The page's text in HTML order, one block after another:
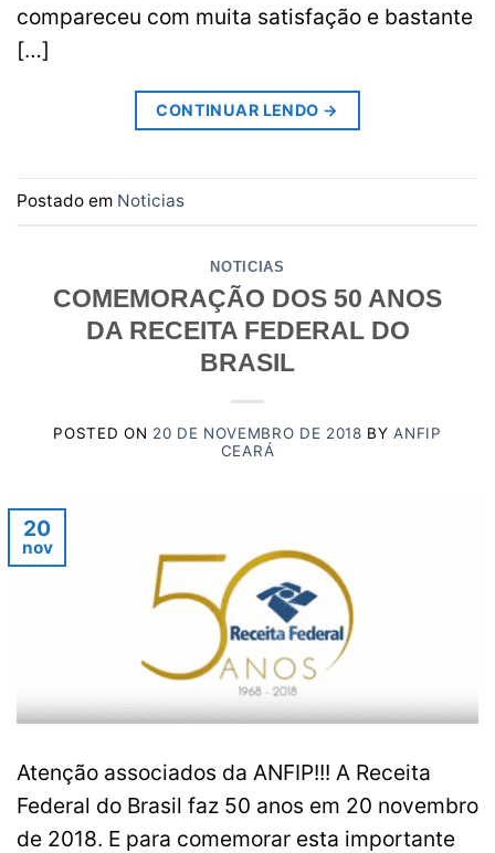
compareceu com muita satisfação e bastante
[…]
CONTINUAR LENDO →
Postado em Noticias
NOTICIAS
COMEMORAÇÃO DOS 50 ANOS
DA RECEITA FEDERAL DO
BRASIL
POSTED ON 20 DE NOVEMBRO DE 2018 BYANFIP
CEARÁ
20
nov
Atenção associados da ANFIP!!! A Receita
Federal do Brasil faz 50 anos em 20 novembro
de 2018. E para comemorar esta importante